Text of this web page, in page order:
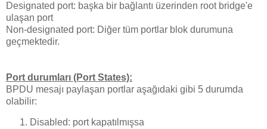
Designated port: başka bir bağlantı üzerinden root bridge'e
ulaşan port
Non-designated port: Diğer tüm portlar blok durumuna
geçmektedir.
Port durumları (Port States):
BPDU mesajı paylaşan portlar aşağıdaki gibi 5 durumda
olabilir:
Disabled: port kapatılmışsa